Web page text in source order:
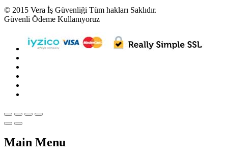
© 2015 Vera İş Güvenliği Tüm hakları Saklıdır.
Güvenli Ödeme Kullanıyoruz
Main Menu